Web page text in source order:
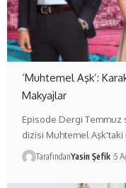
‘Muhtemel Aşk’:
Makyajlar
Episode Dergi Temmuz
dizisi Muhtemel
TarafındanYasin Şefik 5